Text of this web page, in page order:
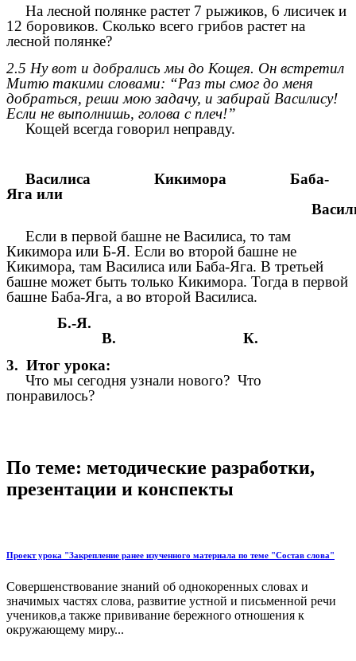
На лесной полянке растет 7 рыжиков, 6 лисичек и
12 боровиков. Сколько всего грибов растет на
лесной полянке?
2.5 Ну вот и добрались мы до Кощея. Он встретил
Митю такими словами: “Раз ты смог до меня
добраться, реши мою задачу, и забирай Василису!
Если не выполнишь, голова с плеч!”
Кощей всегда говорил неправду.
Василиса Кикимора Баба-
Яга или
Если в первой башне не Василиса, то там
Кикимора или Б-Я. Если во второй башне не
Кикимора, там Василиса или Баба-Яга. В третьей
башне может быть только Кикимора. Тогда в первой
башне Баба-Яга, а во второй Василиса.
Б.-Я.
В. К.
3. Итог урока:
Что мы сегодня узнали нового? Что
понравилось?
По теме: методические разработки,
презентации и конспекты
Проект урока "Закрепление ранее изученного материала по теме "Состав слова"
Совершенствование знаний об однокоренных словах и
значимых частях слова, развитие устной и письменной речи
учеников,а также прививание бережного отношения к
окружающему миру...